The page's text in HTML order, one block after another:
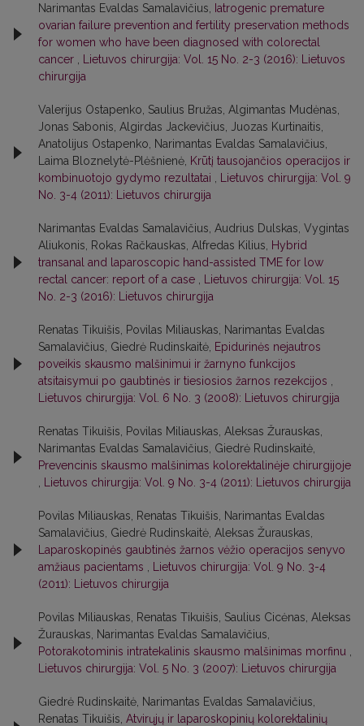
Narimantas Evaldas Samalavičius,
Iatrogenic premature
ovarian failure prevention and fertility preservation methods
for women who have been diagnosed with colorectal
cancer
Lietuvos chirurgija: Vol. 15 No. 2-3 (2016): Lietuvos
chirurgija
Valerijus Ostapenko, Saulius Bružas, Algimantas Mudėnas,
Jonas Sabonis, Algirdas Jackevičius, Juozas Kurtinaitis,
Anatolijus Ostapenko, Narimantas Evaldas Samalavičius,
Laima Bloznelytė-Plėšnienė, Krūtį tausojančios operacijos ir
kombinuotojo gydymo rezultatai
Lietuvos chirurgija: Vol. 9
No. 3-4 (2011): Lietuvos chirurgija
Narimantas Evaldas Samalavičius, Audrius Dulskas, Vygintas
Aliukonis, Rokas Račkauskas, Alfredas Kilius,
Hybrid
transanal and laparoscopic hand-assisted TME for low
rectal cancer: report of a case
Lietuvos chirurgija: Vol. 15
No. 2-3 (2016): Lietuvos chirurgija
Renatas Tikuišis, Povilas Miliauskas, Narimantas Evaldas
Samalavičius, Giedrė Rudinskaitė, Epidurinės nejautros
poveikis skausmo malšinimui ir žarnyno funkcijos
atsitaisymui po gaubtinės ir tiesiosios žarnos rezekcijos
Lietuvos chirurgija: Vol. 6 No. 3 (2008): Lietuvos chirurgija
Renatas Tikuišis, Povilas Miliauskas, Aleksas Žurauskas,
Narimantas Evaldas Samalavičius, Giedrė Rudinskaitė,
Prevencinis skausmo malšinimas kolorektalinėje chirurgijoje
Lietuvos chirurgija: Vol. 9 No. 3-4 (2011): Lietuvos chirurgija
Povilas Miliauskas, Renatas Tikuišis, Narimantas Evaldas
Samalavičius, Giedrė Rudinskaitė, Aleksas Žurauskas,
Laparoskopinės gaubtinės žarnos vėžio operacijos senyvo
amžiaus pacientams
Lietuvos chirurgija: Vol. 9 No. 3-4
(2011): Lietuvos chirurgija
Povilas Miliauskas, Renatas Tikuišis, Saulius Cicėnas, Aleksas
Žurauskas, Narimantas Evaldas Samalavičius,
Potorakotominis intratekalinis skausmo malšinimas morfinu
Lietuvos chirurgija: Vol. 5 No. 3 (2007): Lietuvos chirurgija
Giedrė Rudinskaitė, Narimantas Evaldas Samalavičius,
Renatas Tikuišis, Atvirųjų ir laparoskopinių kolorektalinių